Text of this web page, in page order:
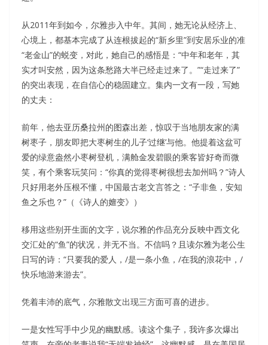
从2011年到如今，尔雅步入中年。其间，她无论从经济上、
心境上，都基本完成了从连根拔起的“新乡里”到安居乐业的准
“老金山”的蜕变，对此，她自己的感悟是：“中年和老年，其
实才叫安然，因为这条愁路大半已经走过来了。”“走过来了”
的突出表现，在自信心的稳固建立。集内一文有一段，写她
的丈夫：
前年，他去亚历桑拉州的图森出差，惊叹于当地朋友家的满
树枣子，朋友即把大枣树生的儿子‘过继’与他。他提着这盆可
爱的绿意盎然小枣树登机，满舱金发碧眼的乘客皆好奇而微
笑，有个乘客玩笑问：“你真的觉得枣树很想去加州吗？”诗人
只好用老外压根不懂，中国最古老文言答之：“子非鱼，安知
鱼之乐也？”（《诗人的嬗变》）
移用这些别开生面的文字，说尔雅的作品充分反映中西文化
交汇处的“鱼”的状况，并无不当。不信吗？且读尔雅为老公生
日写的诗：“只要我的爱人，/是一条小鱼，/在我的浪花中，/
快乐地游来游去”。
凭着丰沛的底气，尔雅散文出现三方面可喜的进步。
一是女性写手中少见的幽默感。读这个集子，我许多次爆出